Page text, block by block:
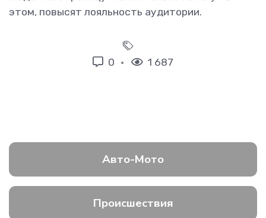
этом, повысят лояльность аудитории.
0 1 687
Авто-Мото
Происшествия